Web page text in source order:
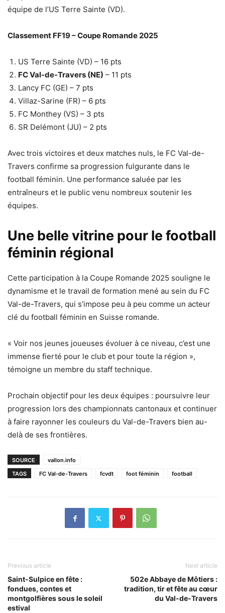
équipe de l’US Terre Sainte (VD).
Classement FF19 – Coupe Romande 2025
US Terre Sainte (VD) – 16 pts
FC Val-de-Travers (NE) – 11 pts
Lancy FC (GE) – 7 pts
Villaz-Sarine (FR) – 6 pts
FC Monthey (VS) – 3 pts
SR Delémont (JU) – 2 pts
Avec trois victoires et deux matches nuls, le FC Val-de-
Travers confirme sa progression fulgurante dans le
football féminin. Une performance saluée par les
entraîneurs et le public venu nombreux soutenir les
équipes.
Une belle vitrine pour le football
féminin régional
Cette participation à la Coupe Romande 2025 souligne le
dynamisme et le travail de formation mené au sein du FC
Val-de-Travers, qui s’impose peu à peu comme un acteur
clé du football féminin en Suisse romande.
« Voir nos jeunes joueuses évoluer à ce niveau, c’est une
immense fierté pour le club et pour toute la région »,
témoigne un membre du staff technique.
Prochain objectif pour les deux équipes : poursuivre leur
progression lors des championnats cantonaux et continuer
à faire rayonner les couleurs du Val-de-Travers bien au-
delà de ses frontières.
SOURCE
vallon.info
TAGS
FC Val-de-Travers fcvdt foot féminin football
Previous article
Saint-Sulpice en fête :
fondues, contes et
montgolfières sous le soleil
estival
Next article
502e Abbaye de Môtiers :
tradition, tir et fête au cœur
du Val-de-Travers